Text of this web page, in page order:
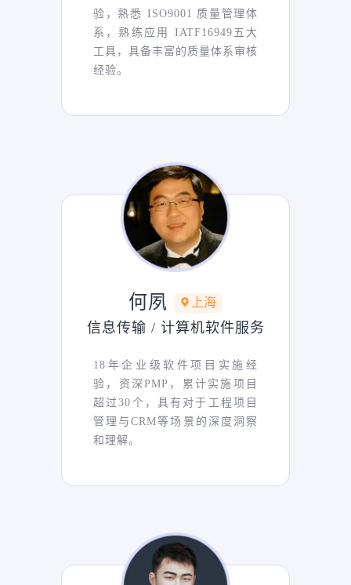
验，熟悉 ISO9001 质量管理体
系，熟练应用 IATF16949五大
工具，具备丰富的质量体系审核
经验。
何夙 上海
信息传输 / 计算机软件服务
18年企业级软件项目实施经
验，资深PMP，累计实施项目
超过30个，具有对于工程项目
管理与CRM等场景的深度洞察
和理解。